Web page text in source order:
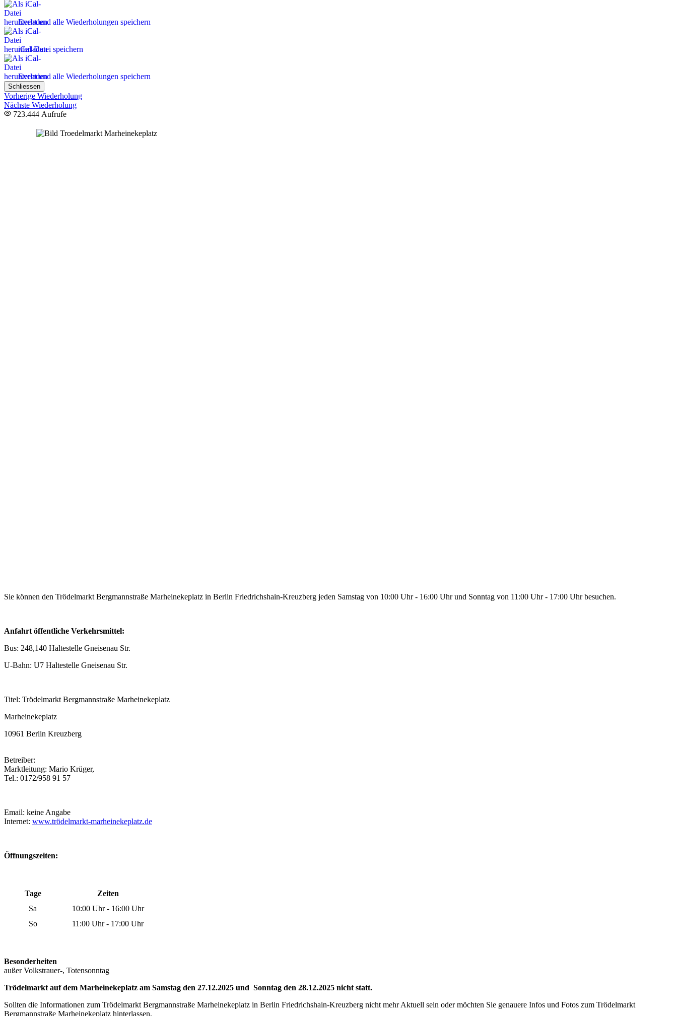
Event und alle Wiederholungen speichern
iCal-Datei speichern
Event und alle Wiederholungen speichern
Schliessen
Vorherige Wiederholung
Nächste Wiederholung
723.444 Aufrufe
Sie können den Trödelmarkt Bergmannstraße Marheinekeplatz in Berlin Friedrichshain-Kreuzberg jeden Samstag von 10:00 Uhr - 16:00 Uhr und Sonntag von 11:00 Uhr - 17:00 Uhr besuchen.
Anfahrt öffentliche Verkehrsmittel:
Bus: 248,140 Haltestelle Gneisenau Str.
U-Bahn: U7 Haltestelle Gneisenau Str.
Titel: Trödelmarkt Bergmannstraße Marheinekeplatz
Marheinekeplatz
10961 Berlin Kreuzberg
Betreiber:
Marktleitung: Mario Krüger,
Tel.: 0172/958 91 57
Email: keine Angabe
Internet: www.trödelmarkt-marheinekeplatz.de
Öffnungszeiten:
Tage
Zeiten
Sa
10:00 Uhr - 16:00 Uhr
So
11:00 Uhr - 17:00 Uhr
Besonderheiten
außer Volkstrauer-, Totensonntag
Trödelmarkt auf dem Marheinekeplatz am Samstag den 27.12.2025 und Sonntag den 28.12.2025 nicht statt.
Sollten die Informationen zum Trödelmarkt Bergmannstraße Marheinekeplatz in Berlin Friedrichshain-Kreuzberg nicht mehr Aktuell sein oder möchten Sie genauere Infos und Fotos zum Trödelmarkt
Bergmannstraße Marheinekeplatz hinterlassen,